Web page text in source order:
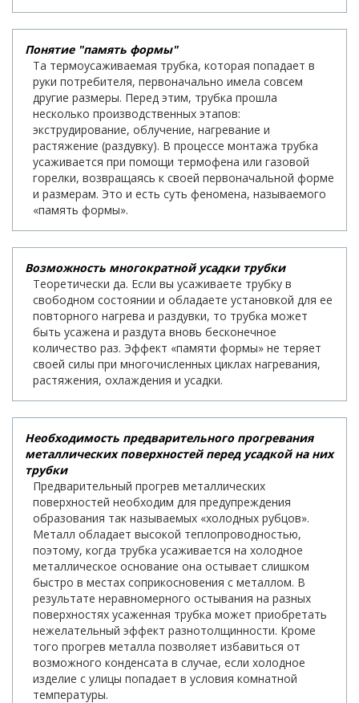
Понятие "память формы"
Та термоусаживаемая трубка, которая попадает в
руки потребителя, первоначально имела совсем
другие размеры. Перед этим, трубка прошла
несколько производственных этапов:
экструдирование, облучение, нагревание и
растяжение (раздувку). В процессе монтажа трубка
усаживается при помощи термофена или газовой
горелки, возвращаясь к своей первоначальной форме
и размерам. Это и есть суть феномена, называемого
«память формы».
Возможность многократной усадки трубки
Теоретически да. Если вы усаживаете трубку в
свободном состоянии и обладаете установкой для ее
повторного нагрева и раздувки, то трубка может
быть усажена и раздута вновь бесконечное
количество раз. Эффект «памяти формы» не теряет
своей силы при многочисленных циклах нагревания,
растяжения, охлаждения и усадки.
Необходимость предварительного прогревания
металлических поверхностей перед усадкой на них
трубки
Предварительный прогрев металлических
поверхностей необходим для предупреждения
образования так называемых «холодных рубцов».
Металл обладает высокой теплопроводностью,
поэтому, когда трубка усаживается на холодное
металлическое основание она остывает слишком
быстро в местах соприкосновения с металлом. В
результате неравномерного остывания на разных
поверхностях усаженная трубка может приобретать
нежелательный эффект разнотолщинности. Кроме
того прогрев металла позволяет избавиться от
возможного конденсата в случае, если холодное
изделие с улицы попадает в условия комнатной
температуры.